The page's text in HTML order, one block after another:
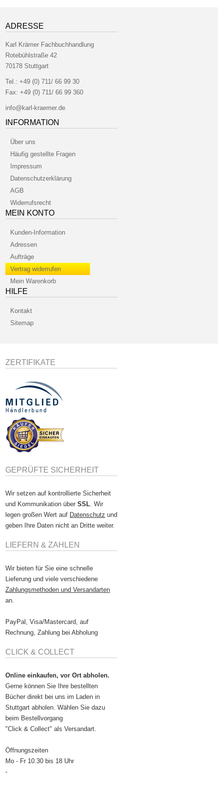
ADRESSE
Karl Krämer Fachbuchhandlung
Rotebühlstraße 42
70178 Stuttgart
Tel.:+49 (0) 711/ 66 99 30
Fax: +49 (0) 711/ 66 99 360
info@karl-kraemer.de
INFORMATION
Über uns
Häufig gestellte Fragen
Impressum
Datenschutzerklärung
AGB
Widerrufsrecht
MEIN KONTO
Kunden-Information
Adressen
Aufträge
Vertrag widerrufen
Mein Warenkorb
HILFE
Kontakt
Sitemap
ZERTIFIKATE
GEPRÜFTE SICHERHEIT
Wir setzen auf kontrollierte Sicherheit
und Kommunikation überSSL . Wir
legen großen Wert auf Datenschutz und
geben Ihre Daten nicht an Dritte weiter.
LIEFERN & ZAHLEN
Wir bieten für Sie eine schnelle
Lieferung und viele verschiedene
Zahlungsmethoden und Versandarten
an.
PayPal, Visa/Mastercard, auf
Rechnung, Zahlung bei Abholung
CLICK & COLLECT
Online einkaufen, vor Ort abholen.
Gerne können Sie Ihre bestellten
Bücher direkt bei uns im Laden in
Stuttgart abholen. Wählen Sie dazu
beim Bestellvorgang
"Click & Collect" als Versandart.
Öffnungszeiten
Mo - Fr 10.30 bis 18 Uhr
-